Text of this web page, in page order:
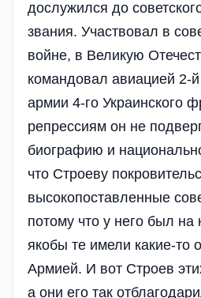
дослужился до
звания. Участвовал в
войне, в Великую
командовал авиацией 2-й
армии 4-го Украинского
репрессиям он не
биографию и
что Строеву
высокопоставленные
потому что у него был
якобы те имели какие-то
Армией. И вот Строев
а они его так